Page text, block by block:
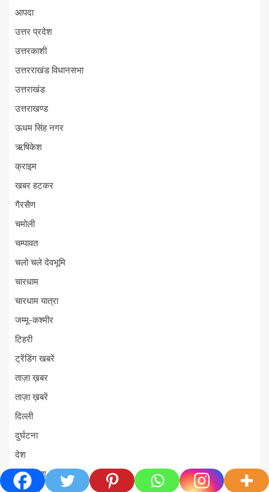
आपदा
उत्तर प्रदेश
उत्तरकाशी
उत्तरराखंड विधानसभा
उत्तराखंड
उत्तराखण्ड
ऊधम सिंह नगर
ऋषिकेश
क्राइम
खबर हटकर
गैरसैण
चमोली
चम्पावत
चलो चले देवभूमि
चारधाम
चारधाम यात्रा
जम्मू-कश्मीर
टिहरी
ट्रेंडिंग खबरें
ताज़ा ख़बर
ताज़ा ख़बरें
दिल्ली
दुर्घटना
देश
देश-विदेश